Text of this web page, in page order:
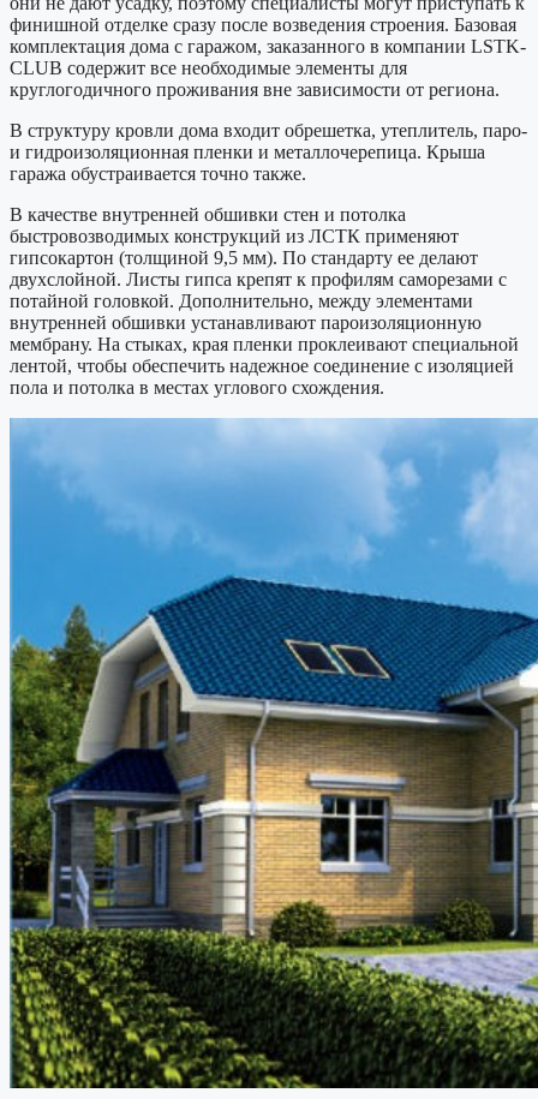
финишной отделке сразу после возведения строения. Базовая
комплектация дома с гаражом, заказанного в компании LSTK-
CLUB содержит все необходимые элементы для
круглогодичного проживания вне зависимости от региона.
В структуру кровли дома входит обрешетка, утеплитель, паро-
и гидроизоляционная пленки и металлочерепица. Крыша
гаража обустраивается точно также.
В качестве внутренней обшивки стен и потолка
быстровозводимых конструкций из ЛСТК применяют
гипсокартон (толщиной 9,5 мм). По стандарту ее делают
двухслойной. Листы гипса крепят к профилям саморезами с
потайной головкой. Дополнительно, между элементами
внутренней обшивки устанавливают пароизоляционную
мембрану. На стыках, края пленки проклеивают специальной
лентой, чтобы обеспечить надежное соединение с изоляцией
пола и потолка в местах углового схождения.